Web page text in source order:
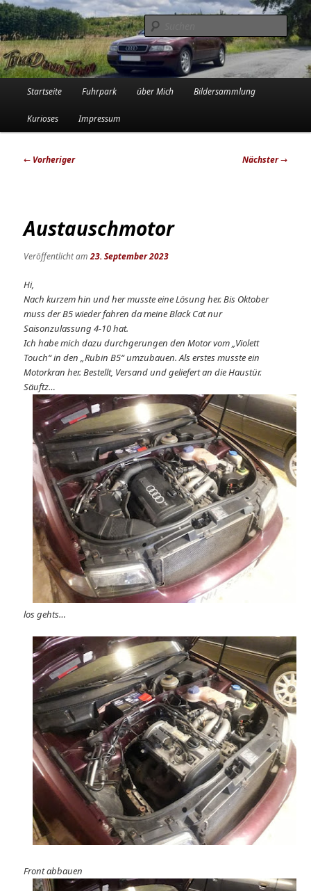
Zum
primären
Inhalt
springenTinadowntown
Die Audi-Schrauberin und ihre Erlebnisse in der Garage
Startseite Fuhrpark über Mich Bildersammlung
Kurioses Impressum
Beitragsnavigation
← Vorheriger Nächster→
Austauschmotor
Veröffentlicht am23. September 2023
Hi,
Nach kurzem hin und her musste eine Lösung her. Bis Oktober
muss der B5 wieder fahren da meine Black Cat nur
Saisonzulassung 4-10 hat.
Ich habe mich dazu durchgerungen den Motor vom „Violett
Touch“ in den „Rubin B5“ umzubauen. Als erstes musste ein
Motorkran her. Bestellt, Versand und geliefert an die Haustür.
Säuftz…
los gehts…
Front abbauen